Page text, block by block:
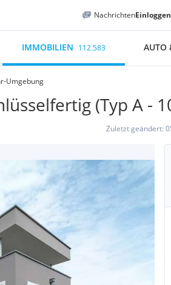
NachrichtenEinloggen
IMMOBILIEN 112.583 AUTO
Umgebung
(Typ A -
Zuletzt geändert: